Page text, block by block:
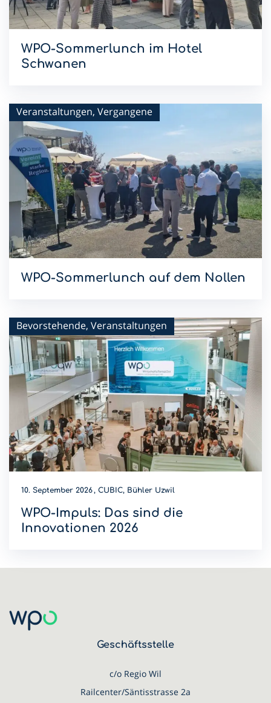
WPO-Sommerlunch im Hotel
Schwanen
Veranstaltungen, Vergangene
WPO-Sommerlunch auf dem Nollen
Bevorstehende, Veranstaltungen
10. September 2026 CUBIC, Bühler Uzwil
WPO-Impuls: Das sind die
Innovationen 2026
Geschäftsstelle
c/o Regio Wil
Railcenter/Säntisstrasse 2a